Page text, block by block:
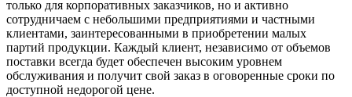
только для корпоративных заказчиков, но и активно
сотрудничаем с небольшими предприятиями и частными
клиентами, заинтересованными в приобретении малых
партий продукции. Каждый клиент, независимо от объемов
поставки всегда будет обеспечен высоким уровнем
обслуживания и получит свой заказ в оговоренные сроки по
доступной недорогой цене.